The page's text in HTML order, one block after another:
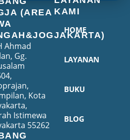
(AREA
Ahmad
Gg.
Kota
Istimewa
55262
KAMI
HOME
LAYANAN
BUKU
BLOG